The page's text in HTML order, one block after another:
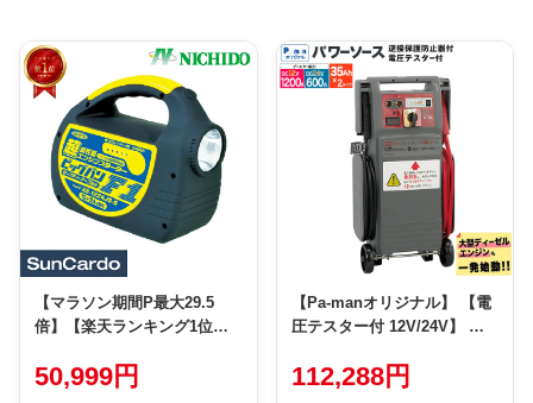
【マラソン期間P最大29.5
倍】【楽天ランキング1位】
ー エンジンスターター
50,999円
【Pa-manオリジナル】 【電
圧テスター付 12V/24V】 パ
スターター 逆接保護防止器
112,288円